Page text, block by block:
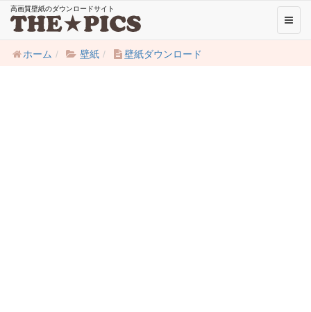
高画質壁紙のダウンロードサイト
ホーム
壁紙 壁紙ダウンロード